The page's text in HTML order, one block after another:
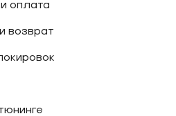
оплата
возврат